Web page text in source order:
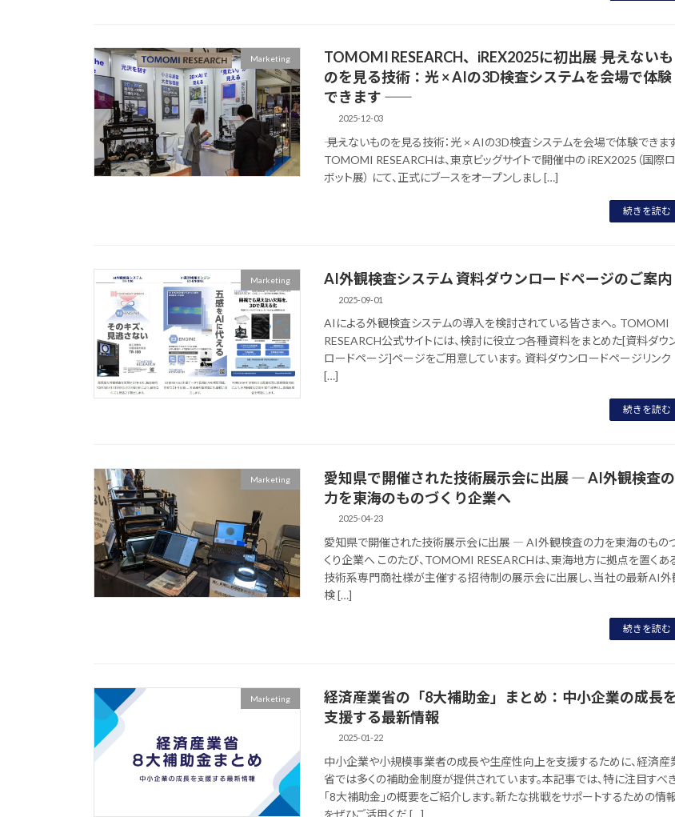
Marketing
TOMOMI RESEARCH、iREX2025に初出展 ―― 見えないも
のを見る技術：光 × AIの3D検査システムを会場で体験
できます ――
2025-12-03
―― 見えないものを見る技術：光 × AIの3D検査システムを会場で体験できます
TOMOMI RESEARCHは、東京ビッグサイトで開催中の iREX2025（国際ロ
ボット展） にて、正式にブースをオープンしまし […]
続きを読む
Marketing AI外観検査システム 資料ダウンロードページのご案内
2025-09-01
AIによる外観検査システムの導入を検討されている皆さまへ。 TOMOMI
RESEARCH公式サイトには、検討に役立つ各種資料をまとめた[資料ダウ
ロードページ]ページをご用意しています。 資料ダウンロードページリンク
[…]
続きを読む
Marketing
愛知県で開催された技術展示会に出展 ― AI外観検査の
力を東海のものづくり企業へ
2025-04-23
愛知県で開催された技術展示会に出展 ― AI外観検査の力を東海のもの
くり企業へ このたび、TOMOMI RESEARCHは、東海地方に拠点を置くあ
技術系専門商社様が主催する招待制の展示会に出展し、当社の最新AI外
検 […]
続きを読む
Marketing
経済産業省の「8大補助金」まとめ：中小企業の成長を
支援する最新情報
2025-01-22
中小企業や小規模事業者の成長や生産性向上を支援するために、経済産
省では多くの補助金制度が提供されています。本記事では、特に注目すべ
「8大補助金」の概要をご紹介します。新たな挑戦をサポートするための情
をぜひご活用くだ […]